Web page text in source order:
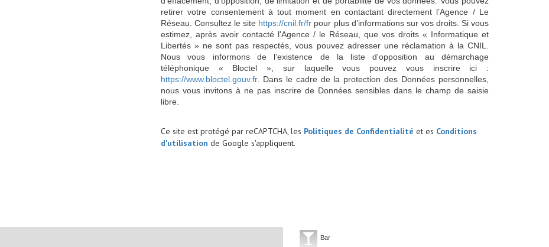
retirer votre consentement à tout moment en contactant directement l’Agence / Le
Réseau. Consultez le site https://cnil.fr/fr pour plus d’informations sur vos droits. Si vous
estimez, après avoir contacté l'Agence / le Réseau, que vos droits « Informatique et
Libertés » ne sont pas respectés, vous pouvez adresser une réclamation à la CNIL.
Nous vous informons de l’existence de la liste d'opposition au démarchage
téléphonique « Bloctel », sur laquelle vous pouvez vous inscrire ici :
https://www.bloctel.gouv.fr. Dans le cadre de la protection des Données personnelles,
nous vous invitons à ne pas inscrire de Données sensibles dans le champ de saisie
libre.
Ce site est protégé par reCAPTCHA, les Politiques de Confidentialité et es Conditions
d'utilisation de Google s'appliquent.
Bar